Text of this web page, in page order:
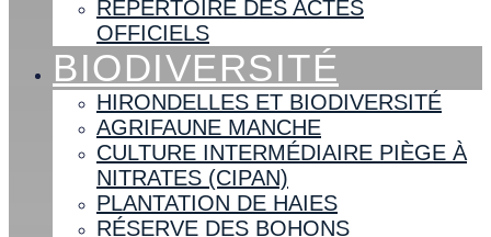
RÉPERTOIRE DES ACTES
OFFICIELS
BIODIVERSITÉ
HIRONDELLES ET BIODIVERSITÉ
AGRIFAUNE MANCHE
CULTURE INTERMÉDIAIRE PIÈGE À
NITRATES (CIPAN)
PLANTATION DE HAIES
RÉSERVE DES BOHONS